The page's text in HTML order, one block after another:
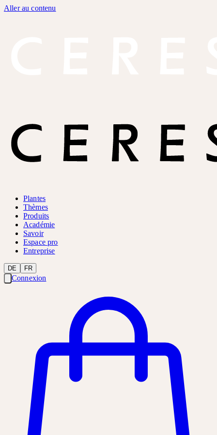
Aller au contenu
Plantes
Thèmes
Produits
Académie
Savoir
Espace pro
Entreprise
DE FR
Connexion